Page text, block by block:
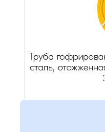
Труба
сталь,